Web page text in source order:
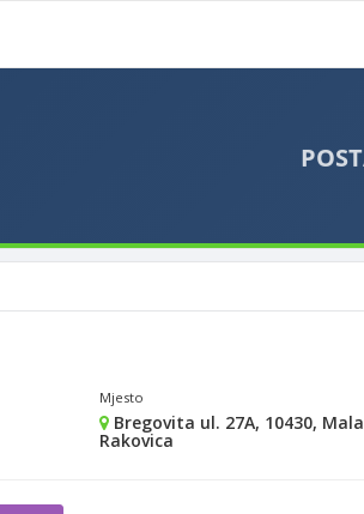
Mjesto
Bregovita ul. 27A, 10430, Mala
Rakovica